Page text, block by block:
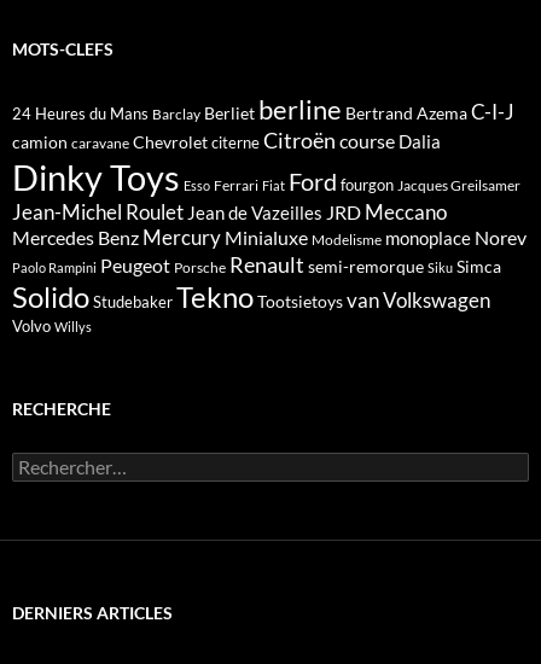
MOTS-CLEFS
24 Heures du Mans Barclay Berliet berline Bertrand AzemaC-I-J
camion caravane ChevroletciterneCitroën course Dalia
Dinky Toys Esso Ferrari Fiat Ford fourgon Jacques Greilsamer
Jean-Michel Roulet Jean de Vazeilles JRD Meccano
Mercedes Benz Mercury Minialuxe Modelisme monoplace Norev
Paolo Rampini Peugeot Porsche Renault semi-remorque Siku Simca
SolidoStudebakerTeknoTootsietoysvanVolkswagen
Volvo Willys
RECHERCHE
Rechercher :
DERNIERS ARTICLES